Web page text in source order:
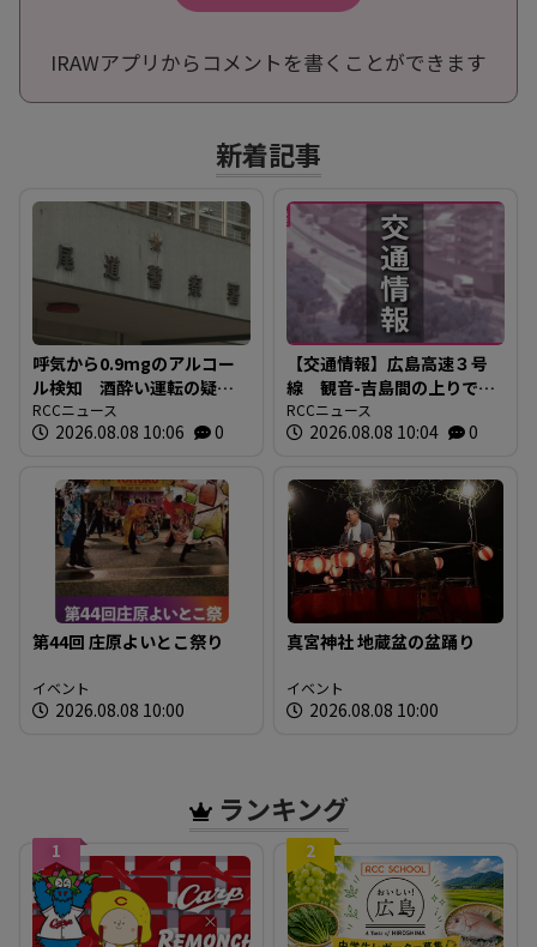
IRAWアプリからコメントを書くことができます
新着記事
呼気から0.9mgのアルコー
ル検知 酒酔い運転の疑い
で無職の男(31)を現行犯逮
捕 広島・尾道市
RCCニュース
2026.08.08 10:06 0
【交通情報】広島高速３号
線 観音-吉島間の上りで通
行止め 大型車の故障で
RCCニュース
2026.08.08 10:04 0
第44回 庄原よいとこ祭り
イベント
2026.08.08 10:00
真宮神社 地蔵盆の盆踊り
イベント
2026.08.08 10:00
ランキング
1 2